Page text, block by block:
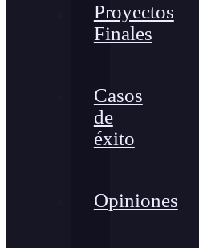
Proyectos
Finales
Casos
de
éxito
Opiniones